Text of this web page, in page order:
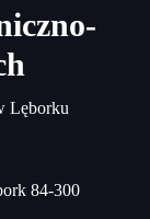
Lęborku
84-300